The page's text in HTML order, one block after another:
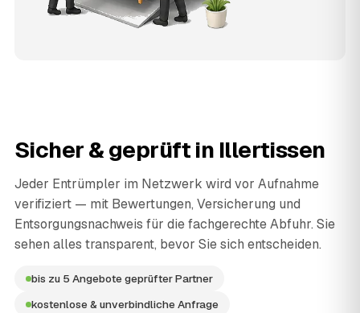
Sicher & geprüft in Illertissen
Jeder Entrümpler im Netzwerk wird vor Aufnahme
verifiziert — mit Bewertungen, Versicherung und
Entsorgungsnachweis für die fachgerechte Abfuhr. Sie
sehen alles transparent, bevor Sie sich entscheiden.
bis zu 5 Angebote geprüfter Partner
kostenlose & unverbindliche Anfrage